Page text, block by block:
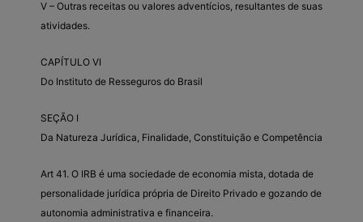
V – Outras receitas ou valores adventícios, resultantes de suas
atividades.
CAPÍTULO VI
Do Instituto de Resseguros do Brasil
SEÇÃO I
Da Natureza Jurídica, Finalidade, Constituição e Competência
Art 41. O IRB é uma sociedade de economia mista, dotada de
personalidade jurídica própria de Direito Privado e gozando de
autonomia administrativa e financeira.